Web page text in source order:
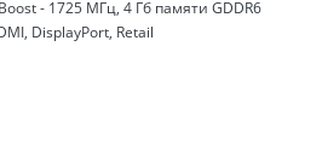
- 1725 МГц, 4 Гб памяти GDDR6
DisplayPort, Retail